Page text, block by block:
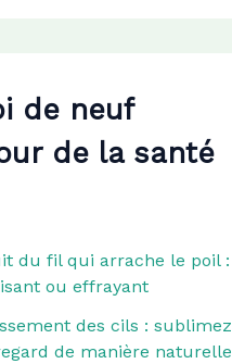
de neuf
de la santé
du fil qui arrache le poil :
ou effrayant
des cils : sublimez
de manière naturelle